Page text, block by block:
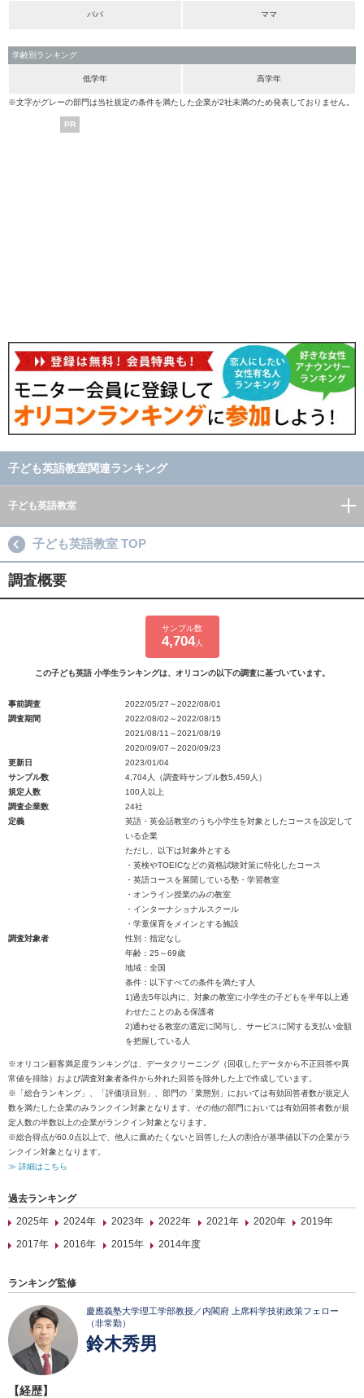
パパ ママ
学齢別ランキング
低学年 高学年
※文字がグレーの部門は当社規定の条件を満たした企業が2社未満のため発表しておりません。
PR
子ども英語教室関連ランキング
子ども英語教室
子ども英語教室 TOP
調査概要
サンプル数
4,704人
この子ども英語 小学生ランキングは、オリコンの以下の調査に基づいています。
事前調査
2022/05/27～2022/08/01
調査期間
2022/08/02～2022/08/15
2021/08/11～2021/08/19
2020/09/07～2020/09/23
更新日
2023/01/04
サンプル数
4,704人（調査時サンプル数5,459人）
規定人数
100人以上
調査企業数
24社
定義
英語・英会話教室のうち小学生を対象としたコースを設定して
いる企業
ただし、以下は対象外とする
・英検やTOEICなどの資格試験対策に特化したコース
・英語コースを展開している塾・学習教室
・オンライン授業のみの教室
・インターナショナルスクール
・学童保育をメインとする施設
調査対象者
性別：指定なし
年齢：25～69歳
地域：全国
条件：以下すべての条件を満たす人
1)過去5年以内に、対象の教室に小学生の子どもを半年以上通
わせたことのある保護者
2)通わせる教室の選定に関与し、サービスに関する支払い金額
を把握している人
※オリコン顧客満足度ランキングは、データクリーニング（回収したデータから不正回答や異
常値を排除）および調査対象者条件から外れた回答を除外した上で作成しています。
※「総合ランキング」、「評価項目別」、部門の「業態別」においては有効回答者数が規定人
数を満たした企業のみランクイン対象となります。その他の部門においては有効回答者数が規
定人数の半数以上の企業がランクイン対象となります。
※総合得点が60.0点以上で、他人に薦めたくないと回答した人の割合が基準値以下の企業がラ
ンクイン対象となります。
≫ 詳細はこちら
過去ランキング
2025年
2024年 2023年 2022年 2021年 2020年
2019年
2017年
2016年 2015年 2014年度
ランキング監修
慶應義塾大学理工学部教授／内閣府 上席科学技術政策フェロー
（非常勤）
鈴木秀男
【経歴】